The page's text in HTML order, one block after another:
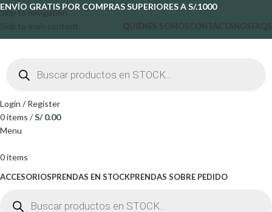
Skip to navigation
Skip to main content
ENVÍO GRATIS POR COMPRAS SUPERIORES A S/.1000
QUIÉNES SOMOSCONTÁCTANOSFAQS
Login / Register
0items /S/0.00
Menu
0items
ACCESORIOSPRENDAS EN STOCKPRENDAS SOBRE PEDIDO